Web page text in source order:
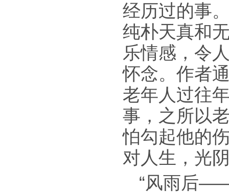
经历过的事
纯朴天真和
乐情感，令
怀念。作者
老年人过往
事，之所以
怕勾起他的
对人生，光
“风雨后